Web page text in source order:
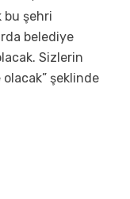
bu şehri
belediye
Sizlerin
şeklinde